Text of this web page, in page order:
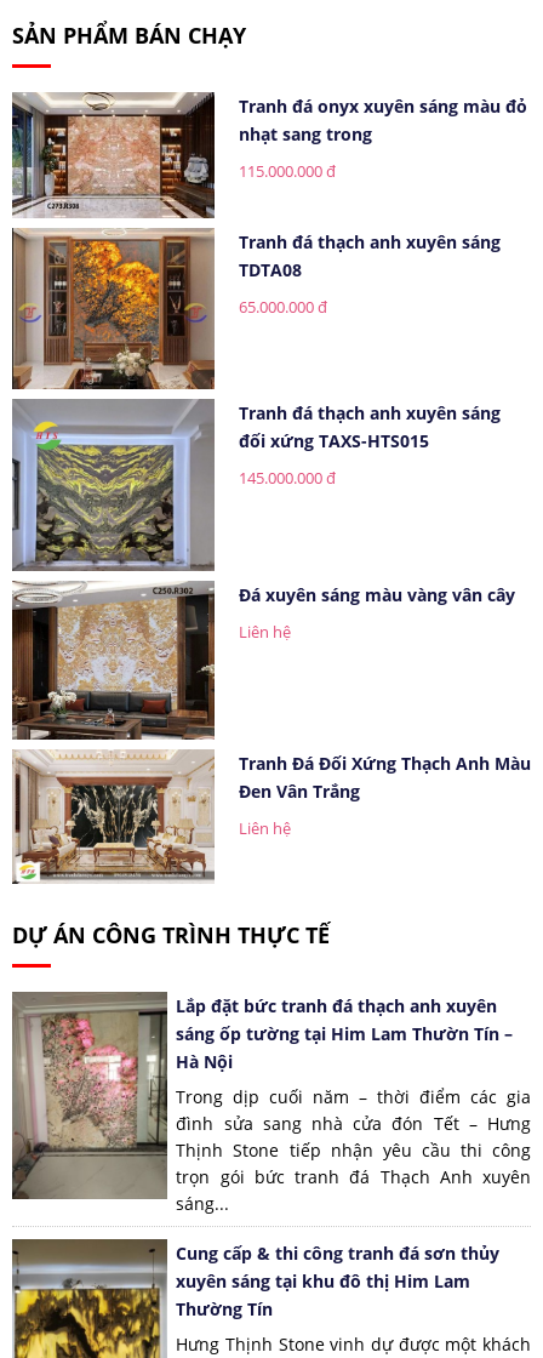
SẢN PHẨM BÁN CHẠY
Tranh đá onyx xuyên sáng màu đỏ
nhạt sang trong
115.000.000 đ
Tranh đá thạch anh xuyên sáng
TDTA08
65.000.000 đ
Tranh đá thạch anh xuyên sáng
đối xứng TAXS-HTS015
145.000.000 đ
Đá xuyên sáng màu vàng vân cây
Liên hệ
Tranh Đá Đối Xứng Thạch Anh Màu
Đen Vân Trắng
Liên hệ
DỰ ÁN CÔNG TRÌNH THỰC TẾ
Lắp đặt bức tranh đá thạch anh xuyên
sáng ốp tường tại Him Lam Thườn Tín –
Hà Nội
Trong dịp cuối năm – thời điểm các gia
đình sửa sang nhà cửa đón Tết – Hưng
Thịnh Stone tiếp nhận yêu cầu thi công
trọn gói bức tranh đá Thạch Anh xuyên
sáng...
Cung cấp & thi công tranh đá sơn thủy
xuyên sáng tại khu đô thị Him Lam
Thường Tín
Hưng Thịnh Stone vinh dự được một khách